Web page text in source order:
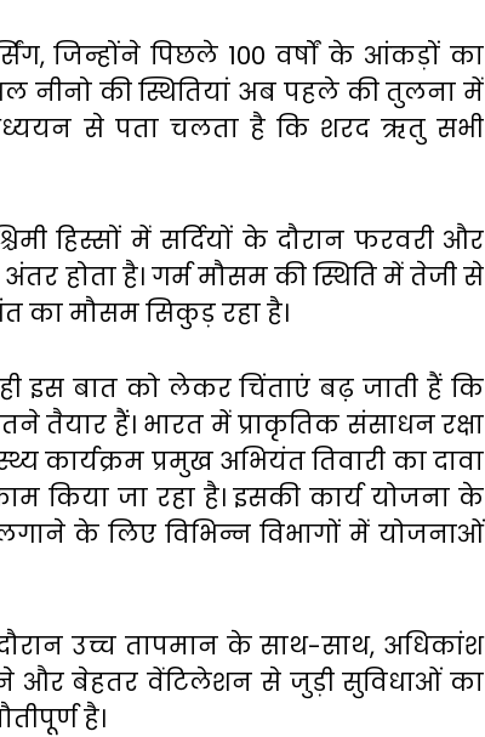
जिन्होंने पिछले 100 वर्षों के आंकड़ों का
नीनो की स्थितियां अब पहले की तुलना में
से पता चलता है कि शरद ऋतु सभी
हिस्सों में सर्दियों के दौरान फरवरी और
होता है। गर्म मौसम की स्थिति में तेजी से
का मौसम सिकुड़ रहा है।
इस बात को लेकर चिंताएं बढ़ जाती हैं कि
तैयार हैं। भारत में प्राकृतिक संसाधन रक्षा
कार्यक्रम प्रमुख अभियंत तिवारी का दावा
किया जा रहा है। इसकी कार्य योजना के
के लिए विभिन्न विभागों में योजनाओं
उच्च तापमान के साथ-साथ, अधिकांश
और बेहतर वेंटिलेशन से जुड़ी सुविधाओं का
है।